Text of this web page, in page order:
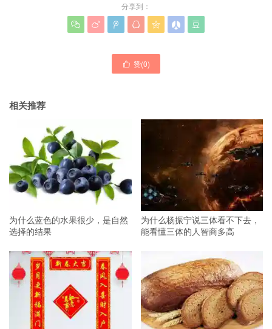
分享到：
      
 赞(0)
相关推荐
为什么蓝色的水果很少，是自然
选择的结果
为什么杨振宁说三体看不下去，
能看懂三体的人智商多高